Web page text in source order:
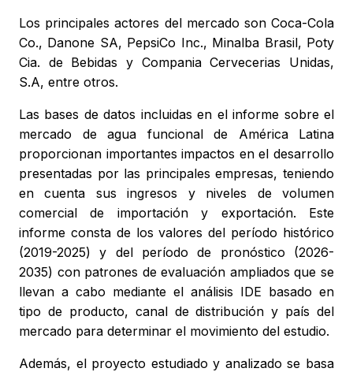
Los principales actores del mercado son Coca-Cola
Co., Danone SA, PepsiCo Inc., Minalba Brasil, Poty
Cia. de Bebidas y Compania Cervecerias Unidas,
S.A, entre otros.
Las bases de datos incluidas en el informe sobre el
mercado de agua funcional de América Latina
proporcionan importantes impactos en el desarrollo
presentadas por las principales empresas, teniendo
en cuenta sus ingresos y niveles de volumen
comercial de importación y exportación. Este
informe consta de los valores del período histórico
(2019-2025) y del período de pronóstico (2026-
2035) con patrones de evaluación ampliados que se
llevan a cabo mediante el análisis IDE basado en
tipo de producto, canal de distribución y país del
mercado para determinar el movimiento del estudio.
Además, el proyecto estudiado y analizado se basa